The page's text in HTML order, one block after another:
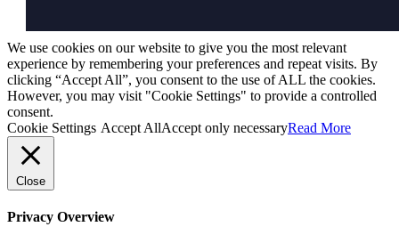
We use cookies on our website to give you the most relevant
experience by remembering your preferences and repeat visits. By
clicking “Accept All”, you consent to the use of ALL the cookies.
However, you may visit "Cookie Settings" to provide a controlled
consent.
Cookie Settings Accept AllAccept only necessaryRead More
Close
Privacy Overview